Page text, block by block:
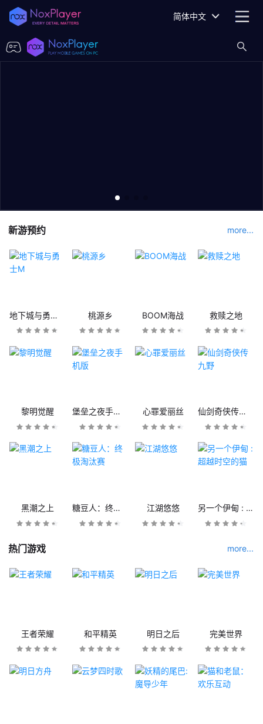
简体中文
新游预约 more...
地下城与勇士M 桃源乡 BOOM海战 救赎之地
黎明觉醒 堡垒之夜手机版 心罪爱丽丝 仙剑奇侠传九野
黑潮之上 糖豆人：终极淘汰赛 江湖悠悠 另一个伊甸 : 超越时空的猫
热门游戏 more...
王者荣耀 和平精英 明日之后 完美世界